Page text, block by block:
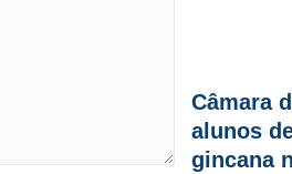
Câmara
alunos
gincana